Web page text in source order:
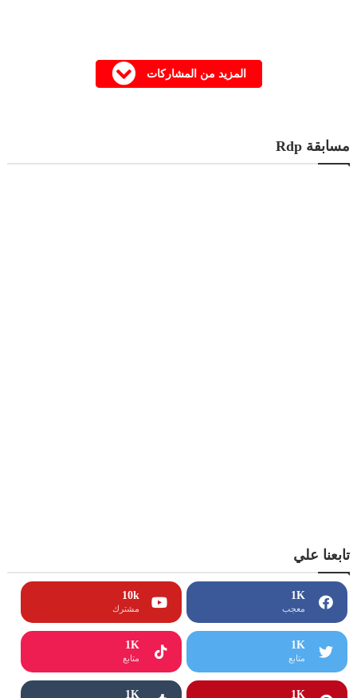
المزيد من المشاركات
مسابقة Rdp
تابعنا علي
1K
معجب
10k
مشترك
1K
متابع
1K
متابع
1K
1K